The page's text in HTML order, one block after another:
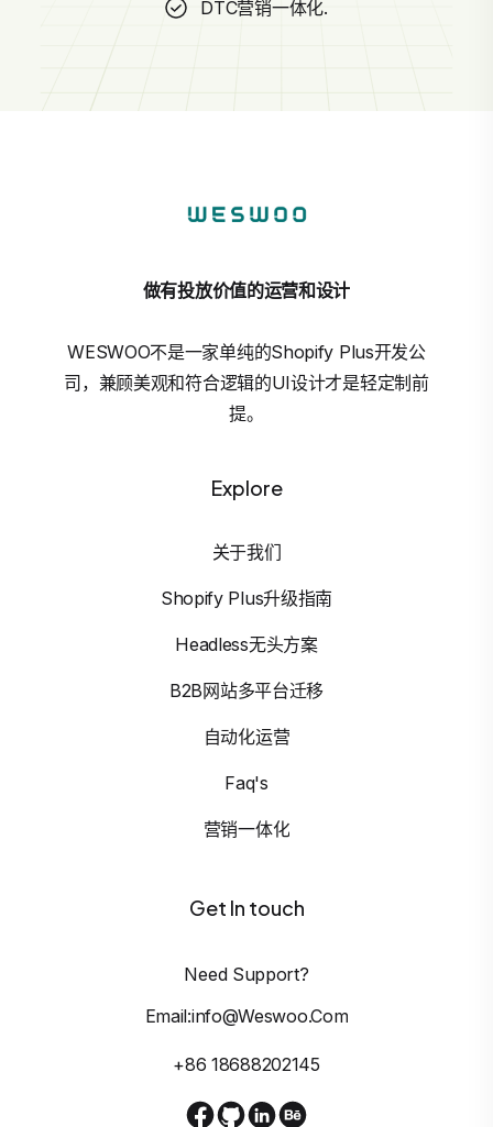
DTC营销一体化.
做有投放价值的运营和设计
WESWOO不是一家单纯的Shopify Plus开发公
司，兼顾美观和符合逻辑的UI设计才是轻定制前
提。
Explore
关于我们
Shopify Plus升级指南
Headless无头方案
B2B网站多平台迁移
自动化运营
Faq's
营销一体化
Get In touch
Need Support?
Email:info@weswoo.com
+86 18688202145